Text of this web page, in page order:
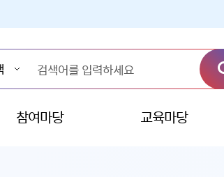
참여마당 교육마당